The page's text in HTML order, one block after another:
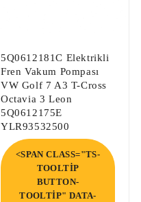
5Q0612181C Elektrikli
Fren Vakum Pompası
VW Golf 7 A3 T-Cross
Octavia 3 Leon
5Q0612175E
YLR93532500
<SPAN CLASS="TS-
TOOLTIP
BUTTON-
TOOLTIP" DATA-